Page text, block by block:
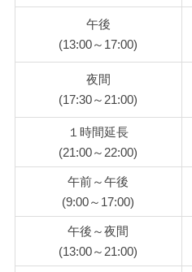
午後
(13:00～17:00)
夜間
(17:30～21:00)
１時間延長
(21:00～22:00)
午前～午後
(9:00～17:00)
午後～夜間
(13:00～21:00)